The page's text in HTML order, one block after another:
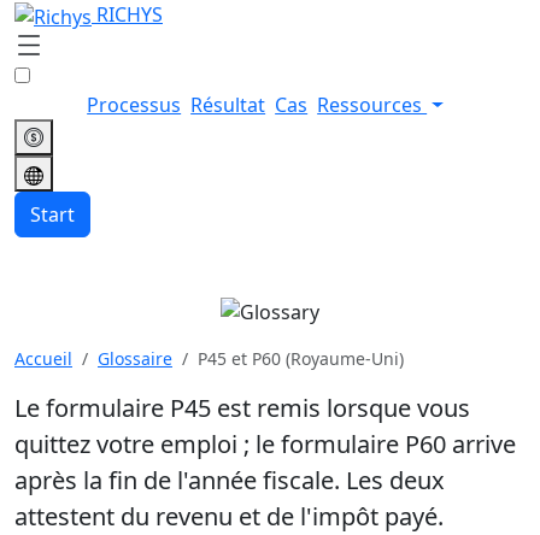
RICHYS
Processus Résultat Cas Ressources
Start
P45 et P60 (Royaume-Uni)
Accueil Glossaire P45 et P60 (Royaume-Uni)
Le formulaire P45 est remis lorsque vous
quittez votre emploi ; le formulaire P60 arrive
après la fin de l'année fiscale. Les deux
attestent du revenu et de l'impôt payé.